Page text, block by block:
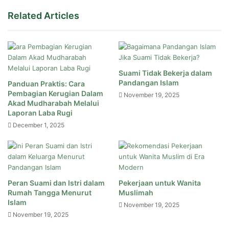
Related Articles
Panduan Praktis: Cara
Pembagian Kerugian Dalam
Akad Mudharabah Melalui
Laporan Laba Rugi
December 1, 2025
Suami Tidak Bekerja dalam
Pandangan Islam
November 19, 2025
Peran Suami dan Istri dalam
Rumah Tangga Menurut
Islam
November 19, 2025
Pekerjaan untuk Wanita
Muslimah
November 19, 2025